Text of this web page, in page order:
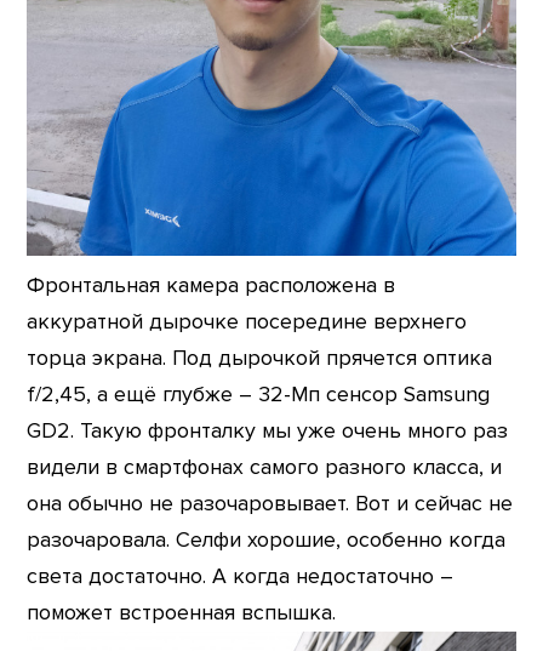
Фронтальная камера расположена в
аккуратной дырочке посередине верхнего
торца экрана. Под дырочкой прячется оптика
f/2,45, а ещё глубже – 32-Мп сенсор Samsung
GD2. Такую фронталку мы уже очень много раз
видели в смартфонах самого разного класса, и
она обычно не разочаровывает. Вот и сейчас не
разочаровала. Селфи хорошие, особенно когда
света достаточно. А когда недостаточно –
поможет встроенная вспышка.